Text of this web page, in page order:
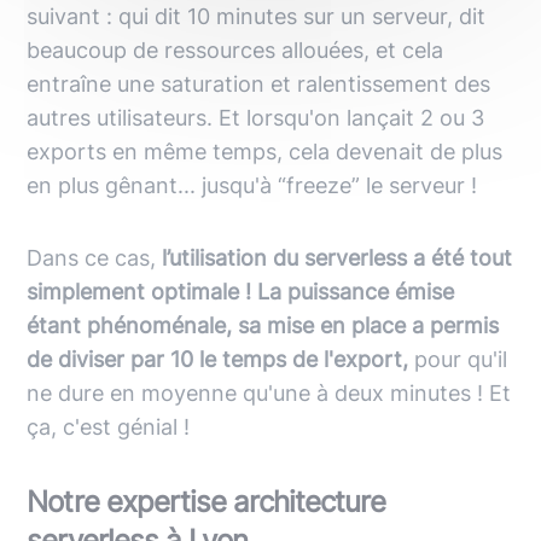
suivant : qui dit 10 minutes sur un serveur, dit
beaucoup de ressources allouées, et cela
entraîne une saturation et ralentissement des
autres utilisateurs. Et lorsqu'on lançait 2 ou 3
exports en même temps, cela devenait de plus
en plus gênant... jusqu'à “freeze” le serveur !
Dans ce cas, l’utilisation du serverless a été tout
simplement optimale ! La puissance émise
étant phénoménale, sa mise en place a permis
de diviser par 10 le temps de l'export, pour qu'il
ne dure en moyenne qu'une à deux minutes ! Et
ça, c'est génial !
Notre expertise architecture